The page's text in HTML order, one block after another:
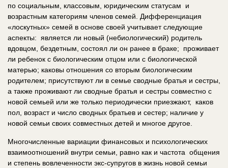
по социальным, классовым, юридическим статусам и
возрастным категориям членов семей. Дифференциация
«лоскутных» семей в основе своей учитывает следующие
аспекты: является ли новый (небиологический) родитель
вдовцом, бездетным, состоял ли он ранее в браке; проживает
ли ребенок с биологическим отцом или с биологической
матерью; каковы отношения со вторым биологическим
родителем; присутствуют ли в семье сводные братья и сестры,
а также проживают ли сводные братья и сестры совместно с
новой семьей или же только периодически приезжают, каков
пол, возраст и число сводных братьев и сестер; наличие у
новой семьи своих совместных детей и многое другое.
Многочисленные вариации финансовых и психологических
взаимоотношений внутри семьи, равно как и частота общения
и степень вовлеченности экс-супругов в жизнь новой семьи